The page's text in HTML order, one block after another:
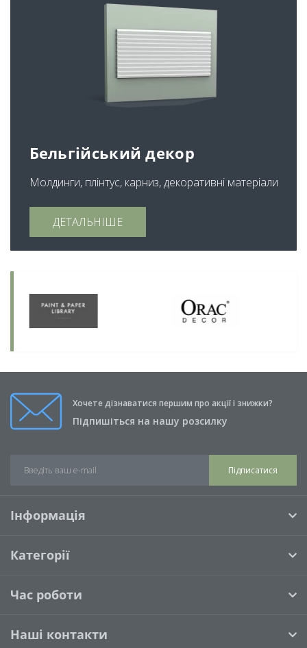
Бельгійський декор
Молдинги, плінтус, карниз, декоративні матеріали
ДЕТАЛЬНІШЕ
Хочете дізнаватися першим про акції і знижки?
Підпишіться на нашу розсилку
Підписатися
Інформація
Категорії
Час роботи
Наші контакти